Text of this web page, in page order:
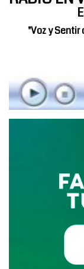
"Voz y